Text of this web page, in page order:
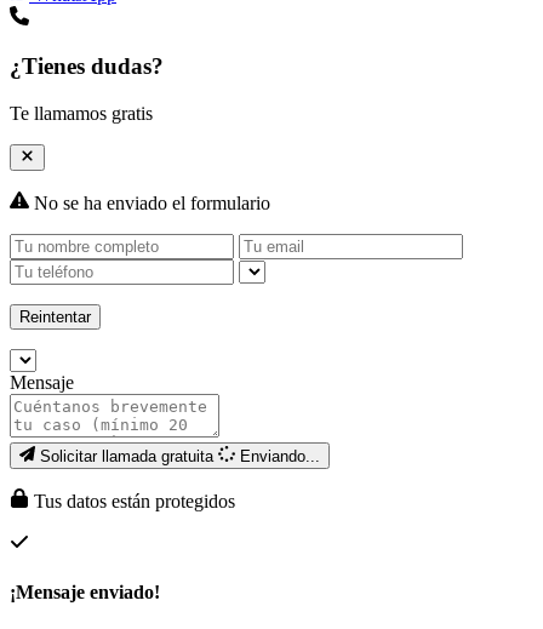
¿Tienes dudas?
Te llamamos gratis
No se ha enviado el formulario
Reintentar
Mensaje
Solicitar llamada gratuita Enviando...
Tus datos están protegidos
¡Mensaje enviado!